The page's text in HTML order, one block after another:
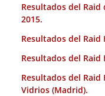
Resultados del Raid
2015.
Resultados del Raid
Resultados del Raid
Resultados del
Vidrios (Madrid).